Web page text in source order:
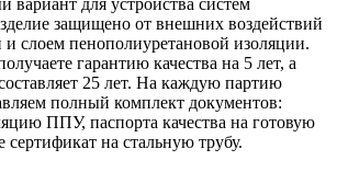
защищено от внешних воздействий
слоем пенополиуретановой изоляции.
гарантию качества на 5 лет, а
25 лет. На каждую партию
полный комплект документов:
ППУ, паспорта качества на готовую
на стальную трубу.